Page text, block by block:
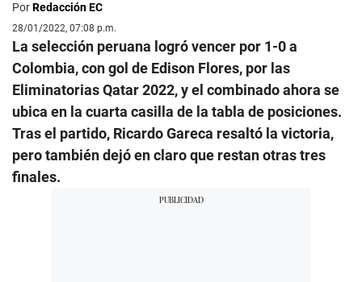
PorRedacción EC
28/01/2022, 07:08 p.m.
La selección peruana logró vencer por 1-0 a
Colombia, con gol de Edison Flores, por las
Eliminatorias Qatar 2022, y el combinado ahora se
ubica en la cuarta casilla de la tabla de posiciones.
Tras el partido, Ricardo Gareca resaltó la victoria,
pero también dejó en claro que restan otras tres
finales.